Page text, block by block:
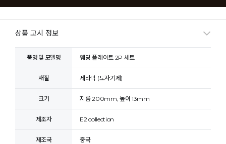
상품 고시 정보
품명 및 모델명 웨딩 플레이트 2P 세트
재질 세라믹 (도자기제)
크기 지름 200mm, 높이 13mm
제조자 E2 collection
제조국 중국